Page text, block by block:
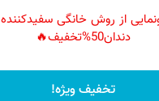
از روش خانگی سفیدکننده
دندان50%تخفیف🔥
تخفیف ویژه!